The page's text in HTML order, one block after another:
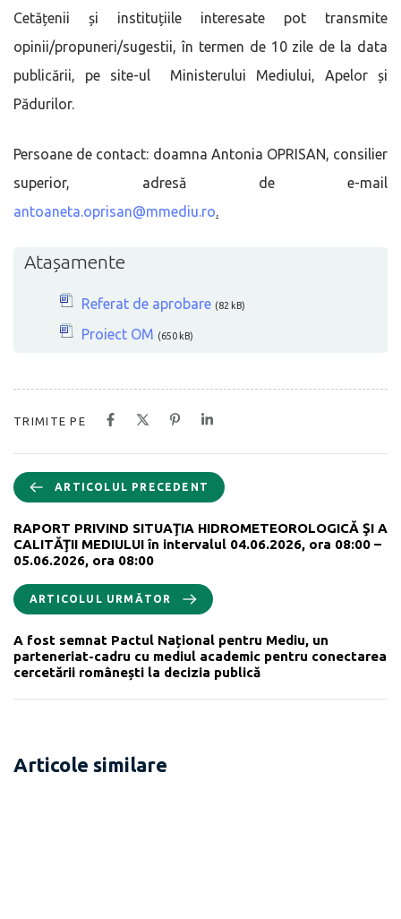
Cetățenii și instituțiile interesate pot transmite
opinii/propuneri/sugestii, în termen de 10 zile de la data
publicării, pe site-ul Ministerului Mediului, Apelor și
Pădurilor.
Persoane de contact: doamna Antonia OPRISAN, consilier
superior, adresă de e-mail
antoaneta.oprisan@mmediu.ro.
Atașamente
Referat de aprobare (82 kB)
Proiect OM (650 kB)
TRIMITE PE
ARTICOLUL PRECEDENT
RAPORT PRIVIND SITUAŢIA HIDROMETEOROLOGICĂ ŞI A
CALITĂŢII MEDIULUI în intervalul 04.06.2026, ora 08:00 –
05.06.2026, ora 08:00
ARTICOLUL URMĂTOR
A fost semnat Pactul Național pentru Mediu, un
parteneriat-cadru cu mediul academic pentru conectarea
cercetării românești la decizia publică
Articole similare